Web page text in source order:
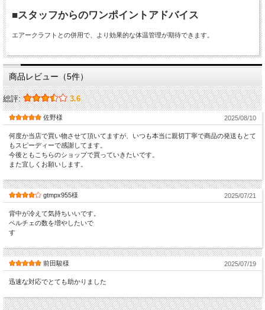
■スタッフからのワンポイントアドバイス
エアークラフトとの併用で、より効果的な体温管理が期待できます。
商品レビュー（5件）
総評: 3.6
佐野様 2025/08/10
何度か当店で買い物させて頂いてますが、いつも本当に親切丁寧で商品の発送もとて
もスピーディーで感謝してます。
今後ともこちらのショップで買っていきたいです。
また宜しくお願いします。
gtmpx955様 2025/07/21
背中が冷えて気持ちいいです。
ペルチェの数を増やしたいで
す
前田駿様 2025/07/19
迅速な対応でとても助かりました